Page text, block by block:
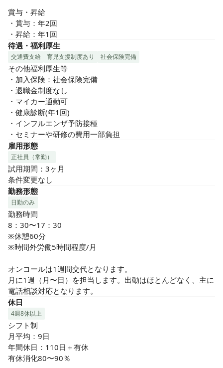
賞与・昇給
・賞与：年2回
・昇給：年1回
待遇・福利厚生
交通費支給 育児支援制度あり 社会保険完備
その他福利厚生等
・加入保険：社会保険完備
・退職金制度なし
・マイカー通勤可
・健康診断(年1回)
・インフルエンザ予防接種
・セミナーや研修の費用一部負担
雇用形態
正社員（常勤）
試用期間：3ヶ月
条件変更なし
勤務形態
日勤のみ
勤務時間
8：30〜17：30
※休憩60分
※時間外労働5時間程度/月
オンコールは1週間交代となります。
月に1週（月〜日）を担当します。出動はほとんどなく、主に
電話相談対応となります。
休日
4週8休以上
シフト制
月平均：9日
年間休日：110日＋有休
有休消化80〜90％